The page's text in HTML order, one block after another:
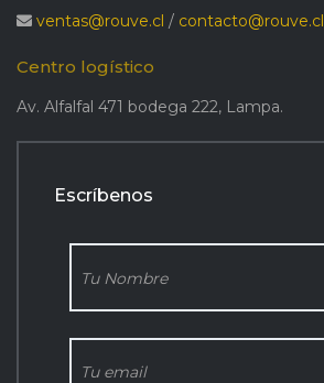
ventas@rouve.cl / contacto@rouve.cl
Centro logístico
Av. Alfalfal 471 bodega 222, Lampa.
Escríbenos